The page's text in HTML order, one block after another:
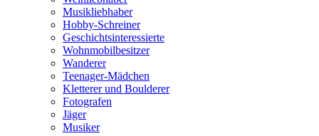
Musikliebhaber
Hobby-Schreiner
Geschichtsinteressierte
Wohnmobilbesitzer
Wanderer
Teenager-Mädchen
Kletterer und Boulderer
Fotografen
Jäger
Musiker